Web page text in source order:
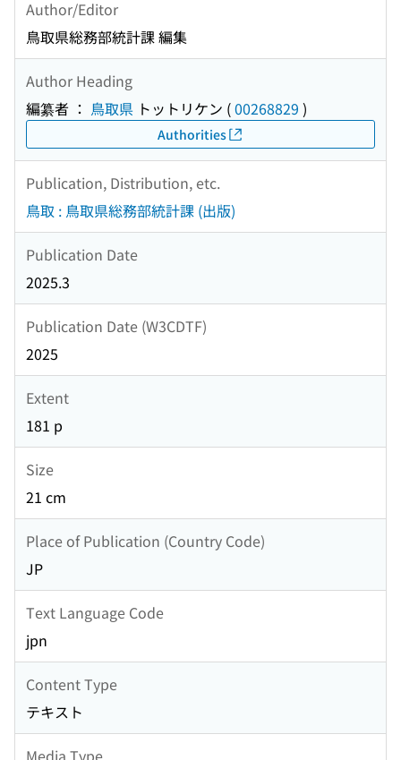
Author/Editor
鳥取県総務部統計課 編集
Author Heading
編纂者 ： 鳥取県 トットリケン (00268829 )
Authorities
Publication, Distribution, etc.
鳥取 : 鳥取県総務部統計課 (出版)
Publication Date
2025.3
Publication Date (W3CDTF)
2025
Extent
181 p
Size
21 cm
Place of Publication (Country Code)
JP
Text Language Code
jpn
Content Type
テキスト
Media Type